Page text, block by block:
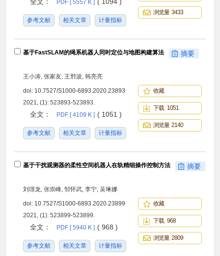
PDF [ 5557 K ]
参考文献 相关文章 计量指标
浏览量 3433
基于FastSLAM的绳系机器人同时定位与地图构建算法 摘要
王小涛, 张家友, 王邢波, 韩亮亮
doi: 10.7527/S1000-6893.2020.23893
2021, (1): 523893-523893.
全文： PDF [ 4109 K ] ( 1051 )
参考文献 相关文章 计量指标
收藏
下载 1051
浏览量 2140
基于干扰观测器的柔性空间机器人在轨精细操作控制方法 摘要
刘璟龙, 张崇峰, 邹怀武, 李宁, 吴琳娜
doi: 10.7527/S1000-6893.2020.23899
2021, (1): 523899-523899.
全文： PDF [ 5940 K ] ( 968 )
参考文献 相关文章 计量指标
收藏
下载 968
浏览量 2809